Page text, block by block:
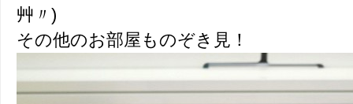
艸〃)
その他のお部屋ものぞき見！